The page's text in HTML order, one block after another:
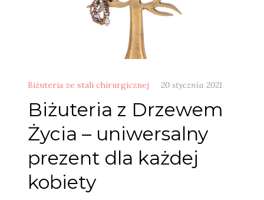
Biżuteria ze stali chirurgicznej 20 stycznia 2021
Biżuteria z Drzewem
Życia – uniwersalny
prezent dla każdej
kobiety